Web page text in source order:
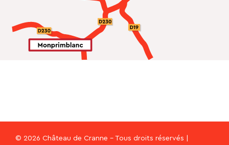
© 2026 Château de Cranne - Tous droits réservés |